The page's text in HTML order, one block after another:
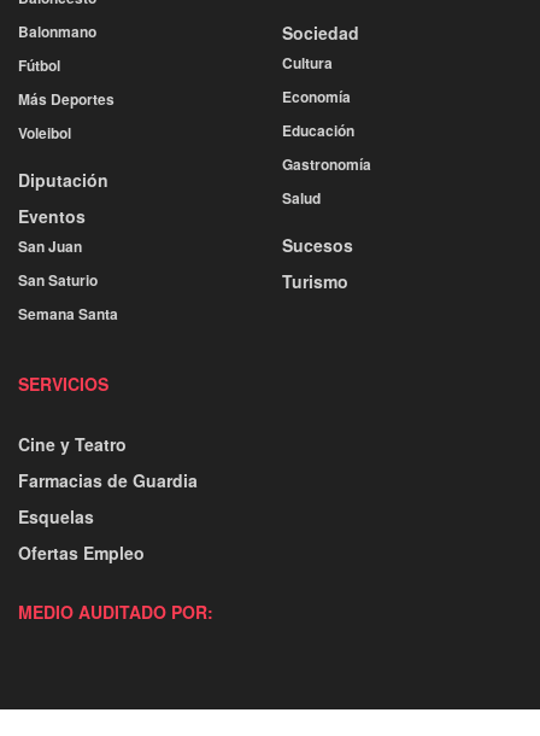
Balonmano
Fútbol
Más Deportes
Voleibol
Diputación
Eventos
San Juan
San Saturio
Semana Santa
Sociedad
Cultura
Economía
Educación
Gastronomía
Salud
Sucesos
Turismo
SERVICIOS
Cine y Teatro
Farmacias de Guardia
Esquelas
Ofertas Empleo
MEDIO AUDITADO POR: